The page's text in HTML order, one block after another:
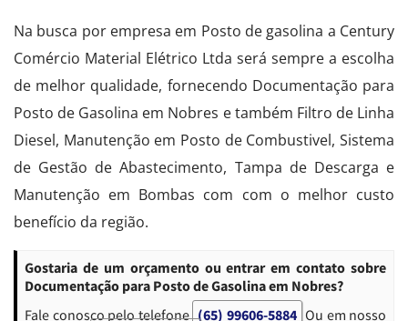
Na busca por empresa em Posto de gasolina a Century
Comércio Material Elétrico Ltda será sempre a escolha
de melhor qualidade, fornecendo Documentação para
Posto de Gasolina em Nobres e também Filtro de Linha
Diesel, Manutenção em Posto de Combustivel, Sistema
de Gestão de Abastecimento, Tampa de Descarga e
Manutenção em Bombas com com o melhor custo
benefício da região.
Gostaria de um orçamento ou entrar em contato sobre
Documentação para Posto de Gasolina em Nobres?
Fale conosco pelo telefone (65) 99606-5884 Ou em nosso